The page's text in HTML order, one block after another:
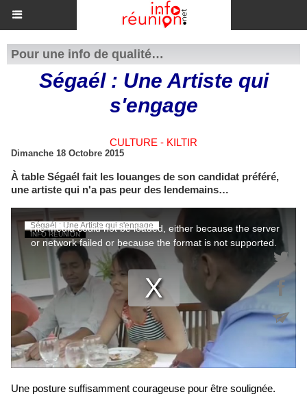
Pour une info de qualité…
Ségaél : Une Artiste qui
s'engage
CULTURE - KILTIR
Dimanche 18 Octobre 2015
À table Ségaél fait les louanges de son candidat préféré,
une artiste qui n'a pas peur des lendemains…
Une posture suffisamment courageuse pour être soulignée.